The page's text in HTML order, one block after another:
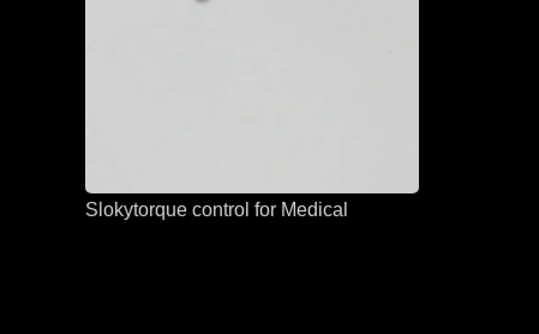
Slokytorque control for Medical